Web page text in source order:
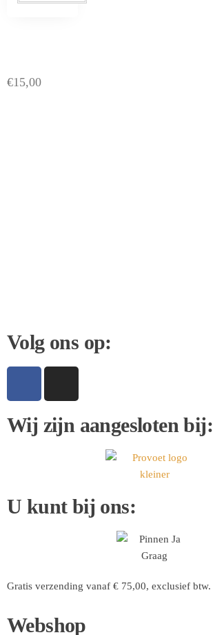
€15,00
Volg ons op:
Wij zijn aangesloten bij:
U kunt bij ons:
Gratis verzending vanaf € 75,00, exclusief btw.
Webshop